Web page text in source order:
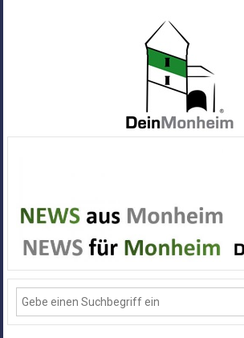
Alle
News
aus
Deiner
Stadt